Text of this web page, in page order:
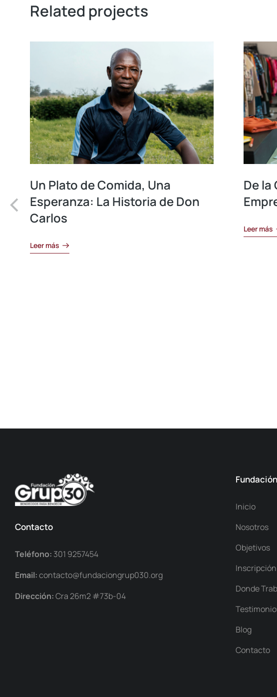
Related projects
Un Plato de Comida, Una
Esperanza: La Historia de Don
Carlos
Leer más
De la
Leer más
Contacto
Teléfono: 301 9257454
Email:contacto@fundaciongrup030.org
Dirección:Cra 26m2 #73b-04
Fundación
Inicio
Nosotros
Objetivos
Inscripción
Donde
Blog
Contacto